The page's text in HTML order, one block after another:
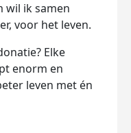
wil ik samen
voor het leven.
Elke
enorm en
leven met én